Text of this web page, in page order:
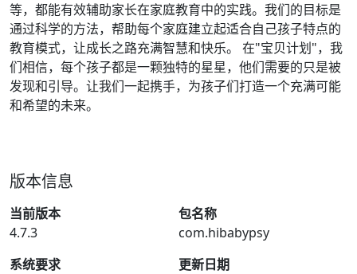
等，都能有效辅助家长在家庭教育中的实践。我们的目标是
通过科学的方法，帮助每个家庭建立起适合自己孩子特点的
教育模式，让成长之路充满智慧和快乐。 在"宝贝计划"，我
们相信，每个孩子都是一颗独特的星星，他们需要的只是被
发现和引导。让我们一起携手，为孩子们打造一个充满可能
和希望的未来。
版本信息
当前版本
4.7.3
包名称
com.hibabypsy
系统要求
更新日期